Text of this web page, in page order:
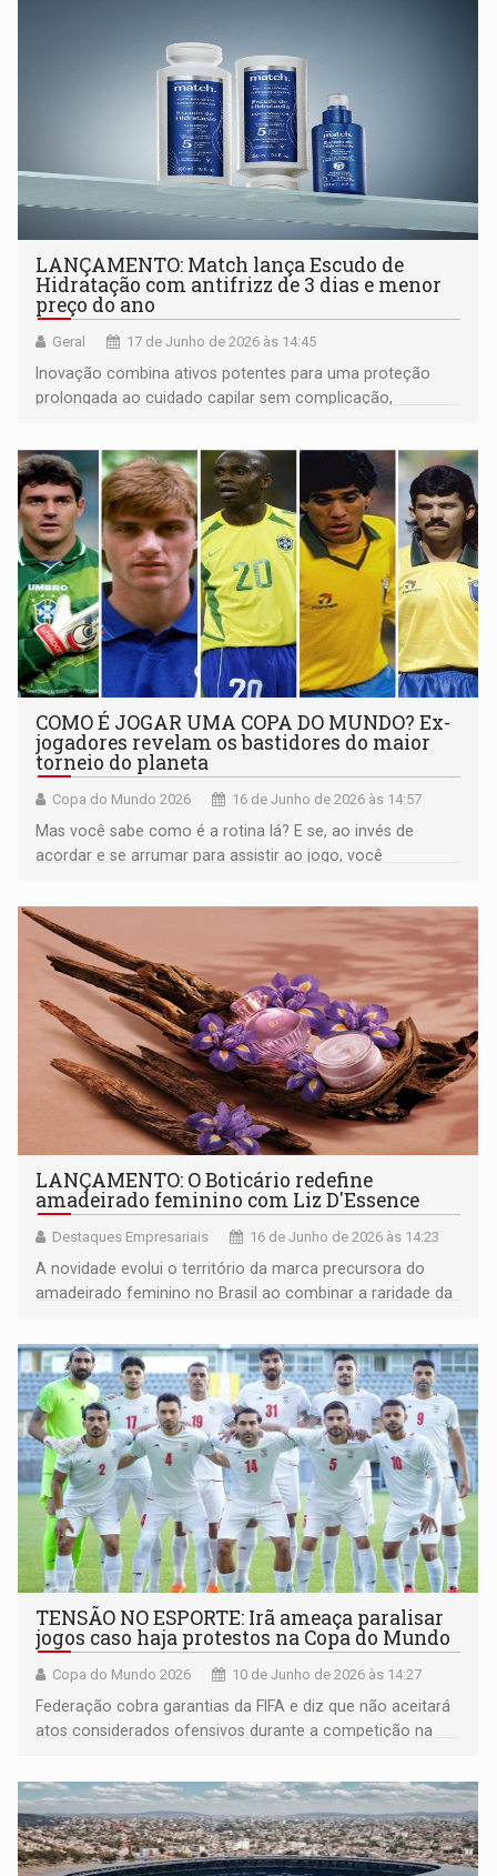
LANÇAMENTO: Match lança Escudo de
Hidratação com antifrizz de 3 dias e menor
preço do ano
Geral 17 de Junho de 2026 às 14:45
Inovação combina ativos potentes para uma proteção
prolongada ao cuidado capilar sem complicação,
o portfólio de cabelos da marca
COMO É JOGAR UMA COPA DO MUNDO? Ex-
jogadores revelam os bastidores do maior
torneio do planeta
Copa do Mundo 2026 16 de Junho de 2026 às 14:57
Mas você sabe como é a rotina lá? E se, ao invés de
acordar e se arrumar para assistir ao jogo, você
LANÇAMENTO: O Boticário redefine
amadeirado feminino com Liz D'Essence
Destaques Empresariais 16 de Junho de 2026 às 14:23
A novidade evolui o território da marca precursora do
amadeirado feminino no Brasil ao combinar a raridade da
construção olfativa que confere rastro marcante e dulçor
na medida
TENSÃO NO ESPORTE: Irã ameaça paralisar
jogos caso haja protestos na Copa do Mundo
Copa do Mundo 2026 10 de Junho de 2026 às 14:27
Federação cobra garantias da FIFA e diz que não aceitará
atos considerados ofensivos durante a competição na